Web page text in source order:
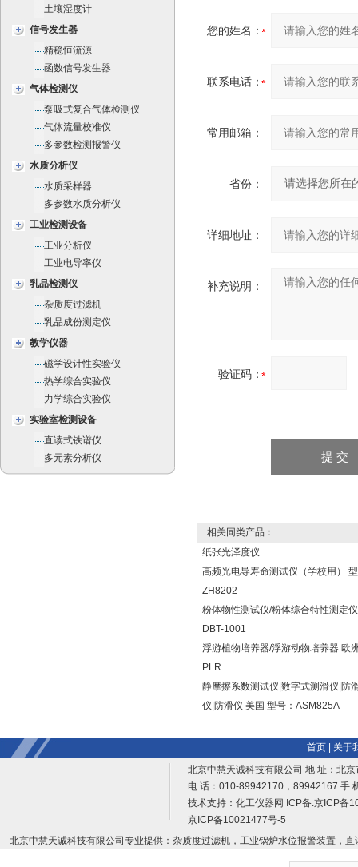
土壤湿度计
信号发生器
精稳恒流源
函数信号发生器
气体检测仪
泵吸式复合气体检测仪
气体流量校准仪
多参数检测报警仪
水质分析仪
水质采样器
多参数水质分析仪
工业检测设备
工业分析仪
工业电导率仪
乳品检测仪
杂质度过滤机
乳品成份测定仪
教学仪器
磁学设计性实验仪
热学综合实验仪
力学综合实验仪
实验室检测设备
直读式铁谱仪
多元素分析仪
您的姓名：
联系电话：
常用邮箱：
省份：
详细地址：
补充说明：
验证码：
相关同类产品：
纸张光泽度仪
高频光电导寿命测试仪（学校用）
ZH8202
粉体物性测试仪/粉体综合特性测定
DBT-1001
浮游植物培养器/浮游动物培养器 欧
PLR
静摩擦系数测试仪|数字式测滑仪|防
仪|防滑仪 美国 型号：ASM825A
首页|
关于
北京中慧天诚科技有限公司 地 址：北
电 话：010-89942170，89942167 手
技术支持： 化工仪器网 ICP备:京ICP备
京ICP备10021477号-5
北京中慧天诚科技有限公司专业提供：杂质度过滤机，工业锅炉水位报警装置，